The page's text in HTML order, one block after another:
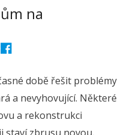
na
době řešit problémy
a nevyhovující. Některé
a rekonstrukci